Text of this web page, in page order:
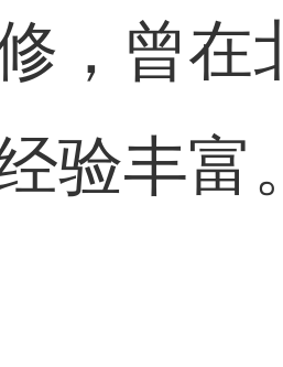
，曾在
验丰富。